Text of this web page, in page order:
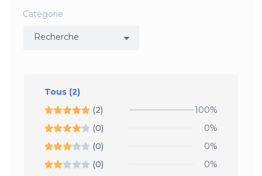
Catégorie
Tous (2)
(2)
100%
(0)
0%
(0)
0%
(0)
0%